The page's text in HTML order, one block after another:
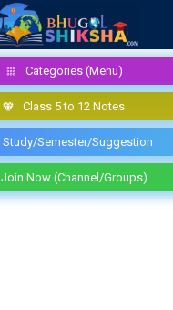
Categories (Menu)
Class 5 to 12 Notes
Study/Semester/Suggestion
Join Now (Channel/Groups)